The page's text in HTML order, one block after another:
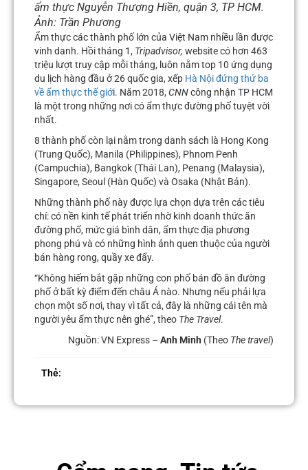
ẩm thực Nguyễn Thượng Hiền, quận 3, TP HCM.
Ảnh: Trần Phương
Ẩm thực các thành phố lớn của Việt Nam nhiều lần được
vinh danh. Hồi tháng 1, Tripadvisor, website có hơn 463
triệu lượt truy cập mỗi tháng, luôn nằm top 10 ứng dụng
du lịch hàng đầu ở 26 quốc gia, xếp Hà Nội đứng thứ ba
về ẩm thực thế giới. Năm 2018, CNNcông nhận TP HCM
là một trong những nơi có ẩm thực đường phố tuyệt vời
nhất.
8 thành phố còn lại nằm trong danh sách là Hong Kong
(Trung Quốc), Manila (Philippines), Phnom Penh
(Campuchia), Bangkok (Thái Lan), Penang (Malaysia),
Singapore, Seoul (Hàn Quốc) và Osaka (Nhật Bản).
Những thành phố này được lựa chọn dựa trên các tiêu
chí: có nền kinh tế phát triển nhờ kinh doanh thức ăn
đường phố, mức giá bình dân, ẩm thực địa phương
phong phú và có những hình ảnh quen thuộc của người
bán hàng rong, quầy xe đẩy.
“Không hiếm bắt gặp những con phố bán đồ ăn đường
phố ở bất kỳ điểm đến châu Á nào. Nhưng nếu phải lựa
chọn một số nơi, thay vì tất cả, đây là những cái tên mà
người yêu ẩm thực nên ghé”, theo The Travel.
Nguồn: VN Express – Anh Minh (Theo The travel)
Thẻ: